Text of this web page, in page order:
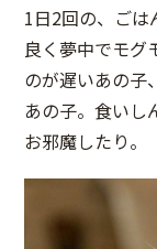
1日2回の、ごは
良く夢中でモグ
のが遅いあの子
あの子。食いし
お邪魔したり。